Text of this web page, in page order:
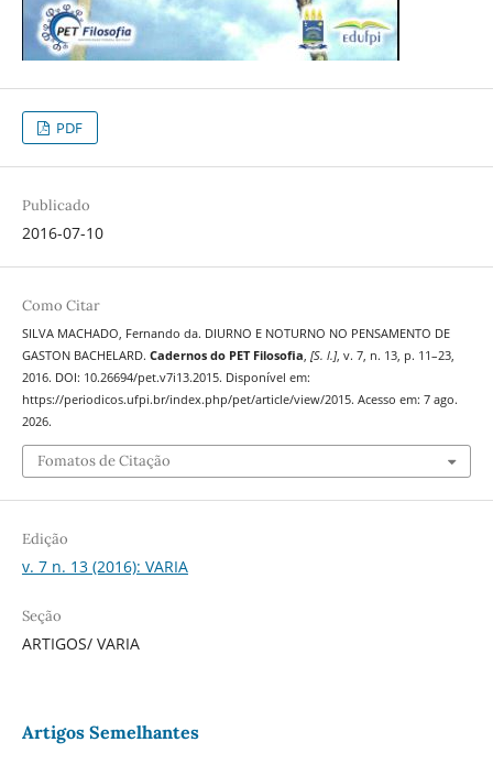
PDF
Publicado
2016-07-10
Como Citar
SILVA MACHADO, Fernando da. DIURNO E NOTURNO NO PENSAMENTO DE
GASTON BACHELARD. Cadernos do PET Filosofia, [S. l.], v. 7, n. 13, p. 11–23,
2016. DOI: 10.26694/pet.v7i13.2015. Disponível em:
https://periodicos.ufpi.br/index.php/pet/article/view/2015. Acesso em: 7 ago.
2026.
Fomatos de Citação
Edição
v. 7 n. 13 (2016): VARIA
Seção
ARTIGOS/ VARIA
Artigos Semelhantes